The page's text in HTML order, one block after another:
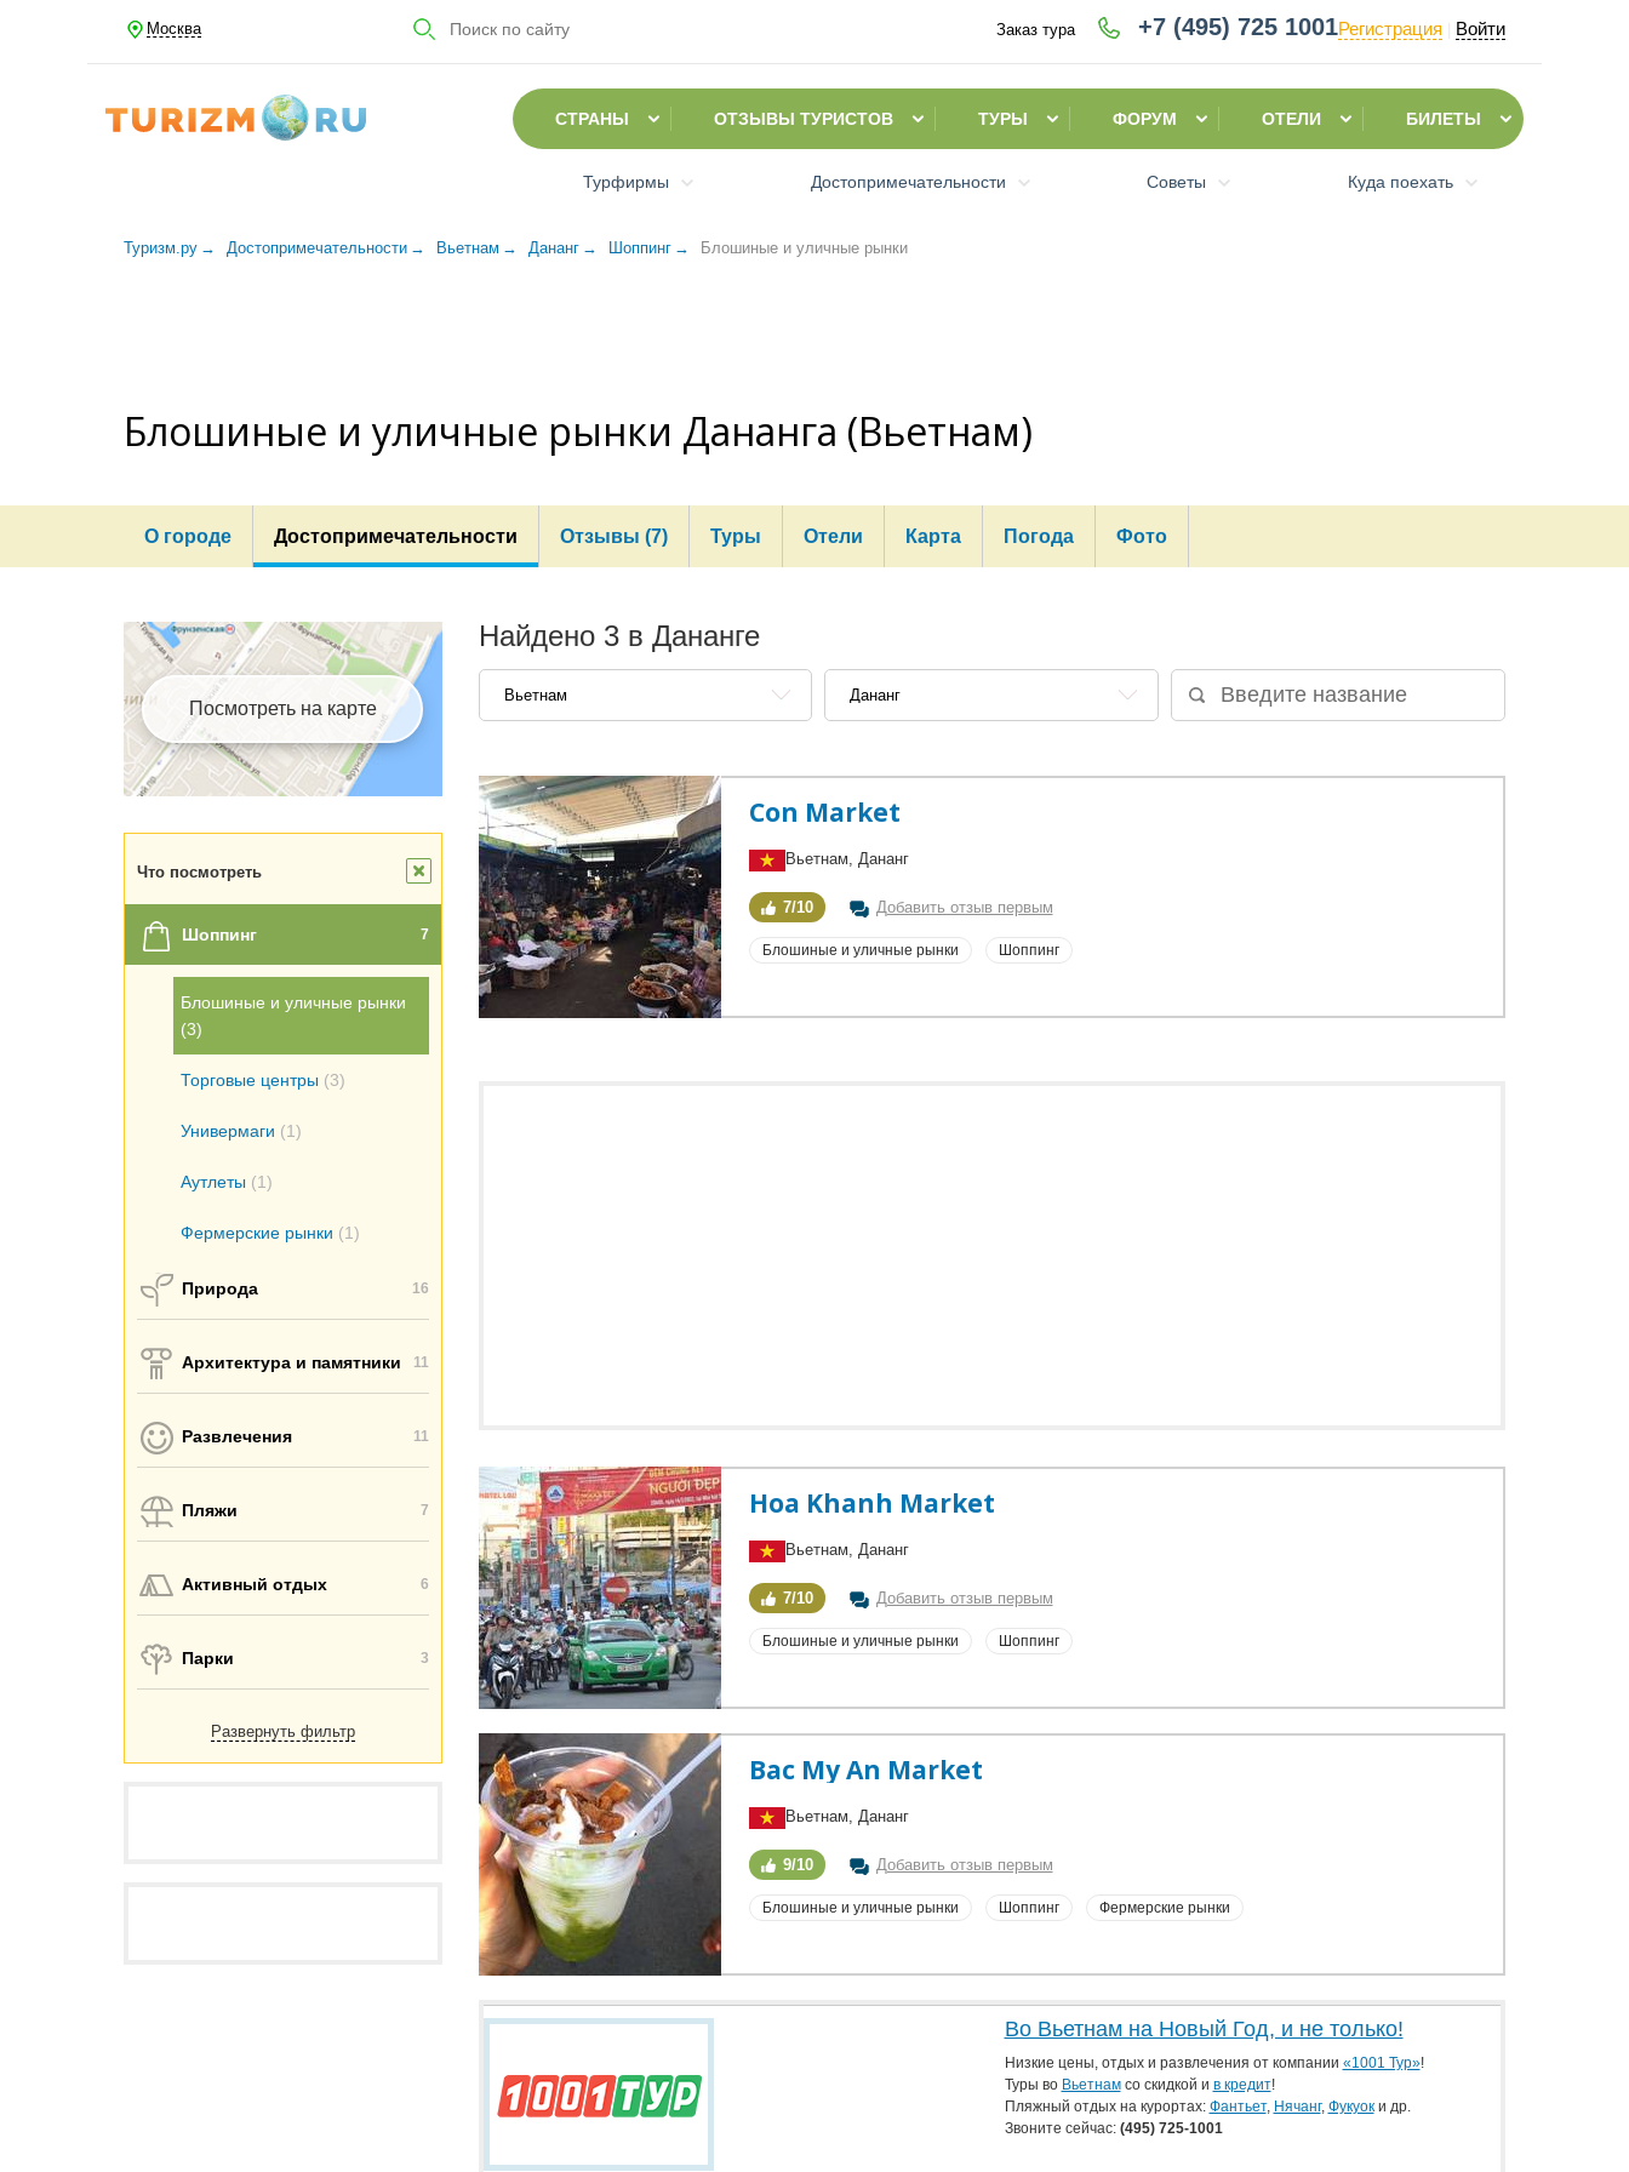
Москва Заказ тура +7 (495) 725 1001Регистрация Войти
СТРАНЫ ОТЗЫВЫ ТУРИСТОВ ТУРЫ ФОРУМ ОТЕЛИ БИЛЕТЫ
Турфирмы Достопримечательности Советы Куда поехать
Туризм.ру Достопримечательности Вьетнам Дананг Шоппинг Блошиные и уличные рынки
Блошиные и уличные рынки Дананга (Вьетнам)
О городе Достопримечательности Отзывы (7) Туры Отели Карта Погода Фото
Посмотреть на карте
Что посмотреть
Шоппинг 7
Блошиные и уличные рынки
(3)
Торговые центры (3)
Универмаги (1)
Аутлеты (1)
Фермерские рынки (1)
Природа 16
Архитектура и памятники 11
Развлечения 11
Пляжи 7
Активный отдых 6
Парки 3
Развернуть фильтр
Найдено 3 в Дананге
Вьетнам Дананг
Con Market
Вьетнам, Дананг
7/10 Добавить отзыв первым
Блошиные и уличные рынки Шоппинг
Hoa Khanh Market
Вьетнам, Дананг
7/10 Добавить отзыв первым
Блошиные и уличные рынки Шоппинг
Bac My An Market
Вьетнам, Дананг
9/10 Добавить отзыв первым
Блошиные и уличные рынки Шоппинг Фермерские рынки
Во Вьетнам на Новый Год, и не только!
Низкие цены, отдых и развлечения от компании «1001 Тур»!
Туры во Вьетнамсо скидкой и в кредит!
Пляжный отдых на курортах: Фантьет, Нячанг, Фукуоки др.
Звоните сейчас: (495) 725-1001